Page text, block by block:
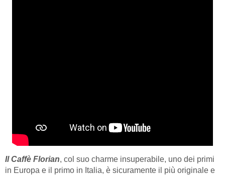
Il Caffè Florian, col suo charme insuperabile, uno dei primi
in Europa e il primo in Italia, è sicuramente il più originale e